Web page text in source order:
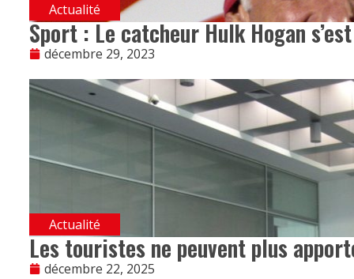
Actualité
Sport : Le catcheur Hulk Hogan
décembre 29, 2023
Actualité
Les touristes ne peuvent plus
décembre 22, 2025